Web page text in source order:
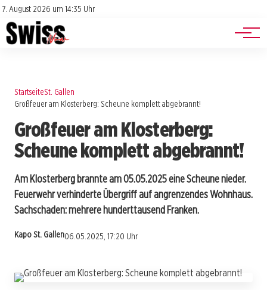
7. August 2026 um 14:35 Uhr
Impressum
Datenschutz
Jobs
Events
StartseiteSt. Gallen
Großfeuer am Klosterberg: Scheune komplett abgebrannt!
Großfeuer am Klosterberg:
Scheune komplett abgebrannt!
Am Klosterberg brannte am 05.05.2025 eine Scheune nieder.
Feuerwehr verhinderte Übergriff auf angrenzendes Wohnhaus.
Sachschaden: mehrere hunderttausend Franken.
Kapo St. Gallen06.05.2025, 17:20 Uhr